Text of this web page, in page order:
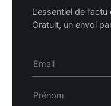
L’essentiel de
Gratuit, un envoi